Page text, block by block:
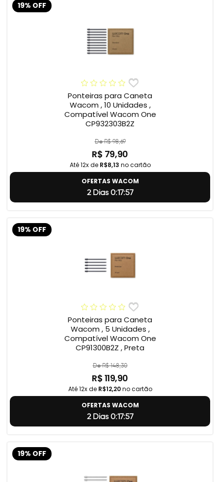
19% OFF
Ponteiras para Caneta
Wacom , 10 Unidades ,
Compatível Wacom One
CP932303B2Z
De R$ 98,69
R$ 79,90
Até 12x de R$8,13 no cartão
OFERTAS WACOM
2 Dias 0:17:56
19% OFF
Ponteiras para Caneta
Wacom , 5 Unidades ,
Compatível Wacom One
CP91300B2Z , Preta
De R$ 148,30
R$ 119,90
Até 12x de R$12,20no cartão
OFERTAS WACOM
2 Dias 0:17:56
19% OFF